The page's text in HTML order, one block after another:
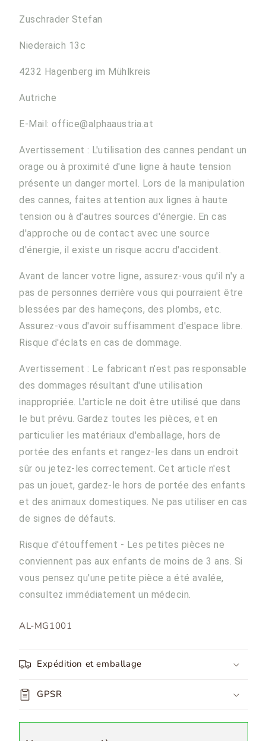
Zuschrader Stefan
Niederaich 13c
4232 Hagenberg im Mühlkreis
Autriche
E-Mail: office@alphaaustria.at
Avertissement : L'utilisation des cannes pendant un
orage ou à proximité d'une ligne à haute tension
présente un danger mortel. Lors de la manipulation
des cannes, faites attention aux lignes à haute
tension ou à d'autres sources d'énergie. En cas
d'approche ou de contact avec une source
d'énergie, il existe un risque accru d'accident.
Avant de lancer votre ligne, assurez-vous qu'il n'y a
pas de personnes derrière vous qui pourraient être
blessées par des hameçons, des plombs, etc.
Assurez-vous d'avoir suffisamment d'espace libre.
Risque d'éclats en cas de dommage.
Avertissement : Le fabricant n'est pas responsable
des dommages résultant d'une utilisation
inappropriée. L'article ne doit être utilisé que dans
le but prévu. Gardez toutes les pièces, et en
particulier les matériaux d'emballage, hors de
portée des enfants et rangez-les dans un endroit
sûr ou jetez-les correctement. Cet article n'est
pas un jouet, gardez-le hors de portée des enfants
et des animaux domestiques. Ne pas utiliser en cas
de signes de défauts.
Risque d'étouffement - Les petites pièces ne
conviennent pas aux enfants de moins de 3 ans. Si
vous pensez qu'une petite pièce a été avalée,
consultez immédiatement un médecin.
SKU:
AL-MG1001
Expédition et emballage
GPSR